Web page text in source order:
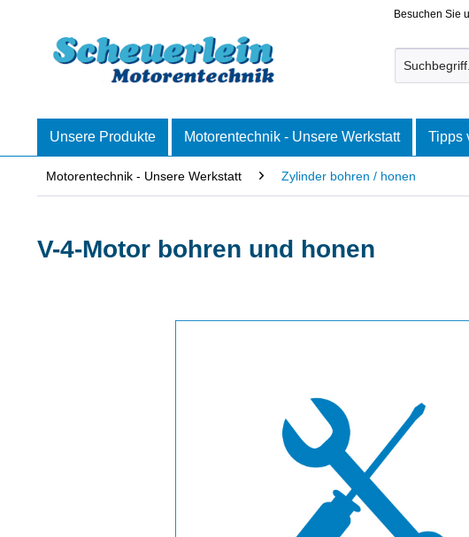
Besuchen Sie
Unsere Produkte Motorentechnik - Unsere Werkstatt Tipps
Motorentechnik - Unsere Werkstatt Zylinder bohren / honen
V-4-Motor bohren und honen